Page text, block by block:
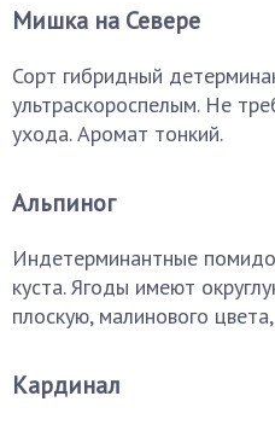
Мишка на Севере
Сорт гибридный
ультраскороспелым. Не
ухода. Аромат тонкий.
Альпиног
Индетерминантные
куста. Ягоды имеют
плоскую, малинового
Кардинал